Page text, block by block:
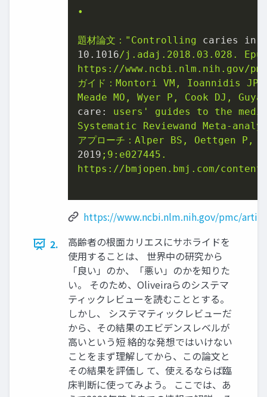
•
題材論文："Controlling
caries in
10.1016/j.adaj.2018.03.028.
https://www.ncbi.nlm.nih.gov/
ガイド：Montori VM, Ioannidis
JP,
Meade MO, Wyer P, Cook DJ,
care:
users' guides to the
Systematic
Reviewand Meta-
アプローチ：Alper
BS, Oettgen P,
2019 ;9:e027445.
https://bmjopen.bmj.com/
https://www.ncbi.nlm.nih.gov/pmc/
2.
高齢者の根面カリエスにサホライドを
使用することは、 世界中の研究から
「良い」のか、「悪い」のかを知りた
い。 そのため、Oliveiraらのシステマ
ティックレビューを読むこととする。
しかし、 システマティックレビューだ
から、その結果のエビデンスレベルが
高いという短 絡的な発想ではいけない
ことをまず理解してから、この論文と
その結果を評価し て、使えるならば臨
床判断に使ってみよう。 ここでは、あ